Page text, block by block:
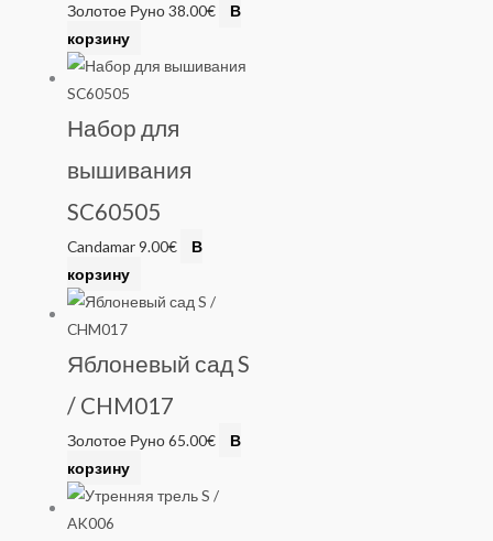
Золотое Руно38.00€
В
корзину
Набор для
вышивания
SC60505
Candamar9.00€
В
корзину
Яблоневый сад S
/ CHM017
Золотое Руно65.00€
В
корзину